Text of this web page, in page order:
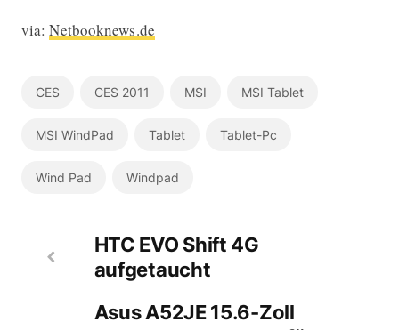
via:Netbooknews.de
CES CES 2011 MSI MSI Tablet
MSI WindPad Tablet Tablet-Pc
Wind Pad Windpad
HTC EVO Shift 4G
aufgetaucht
Asus A52JE 15.6-Zoll